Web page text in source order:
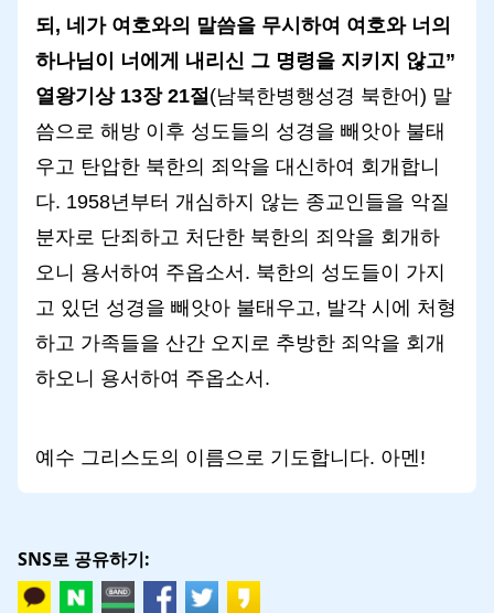
되, 네가 여호와의 말씀을 무시하여 여호와 너의
하나님이 너에게 내리신 그 명령을 지키지 않고”
열왕기상 13장 21절(남북한병행성경 북한어) 말
씀으로 해방 이후 성도들의 성경을 빼앗아 불태
우고 탄압한 북한의 죄악을 대신하여 회개합니
다. 1958년부터 개심하지 않는 종교인들을 악질
분자로 단죄하고 처단한 북한의 죄악을 회개하
오니 용서하여 주옵소서. 북한의 성도들이 가지
고 있던 성경을 빼앗아 불태우고, 발각 시에 처형
하고 가족들을 산간 오지로 추방한 죄악을 회개
하오니 용서하여 주옵소서.
예수 그리스도의 이름으로 기도합니다. 아멘!
SNS로 공유하기: